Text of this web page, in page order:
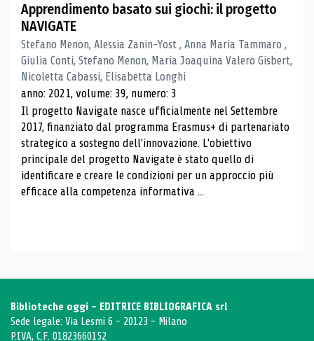
Apprendimento basato sui giochi: il progetto
NAVIGATE
Stefano Menon, Alessia Zanin-Yost , Anna Maria Tammaro ,
Giulia Conti, Stefano Menon, Maria Joaquina Valero Gisbert,
Nicoletta Cabassi, Elisabetta Longhi
anno: 2021, volume: 39, numero: 3
Il progetto Navigate nasce ufficialmente nel Settembre
2017, finanziato dal programma Erasmus+ di partenariato
strategico a sostegno dell'innovazione. L'obiettivo
principale del progetto Navigate è stato quello di
identificare e creare le condizioni per un approccio più
efficace alla competenza informativa ...
Biblioteche oggi - EDITRICE BIBLIOGRAFICA srl
Sede legale: Via Lesmi 6 - 20123 - Milano
P.IVA, C.F. 01823660152